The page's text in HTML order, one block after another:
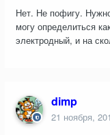
Нет. Не пофигу.
могу определиться
электродный, и на
dimp
21 ноября,